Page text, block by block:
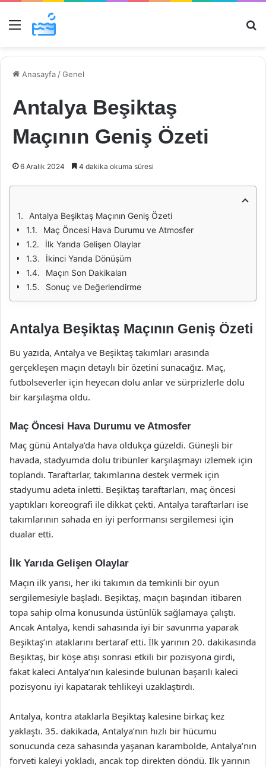
Menü
Anasayfa /Genel
Antalya Beşiktaş
Maçının Geniş Özeti
6 Aralık 2024 4 dakika okuma süresi
Antalya Beşiktaş Maçının Geniş Özeti
Maç Öncesi Hava Durumu ve Atmosfer
İlk Yarıda Gelişen Olaylar
İkinci Yarıda Dönüşüm
Maçın Son Dakikaları
Sonuç ve Değerlendirme
Antalya Beşiktaş Maçının Geniş Özeti
Bu yazıda, Antalya ve Beşiktaş takımları arasında
gerçekleşen maçın detaylı bir özetini sunacağız. Maç,
futbolseverler için heyecan dolu anlar ve sürprizlerle dolu
bir karşılaşma oldu.
Maç Öncesi Hava Durumu ve Atmosfer
Maç günü Antalya’da hava oldukça güzeldi. Güneşli bir
havada, stadyumda dolu tribünler karşılaşmayı izlemek için
toplandı. Taraftarlar, takımlarına destek vermek için
stadyumu adeta inletti. Beşiktaş taraftarları, maç öncesi
yaptıkları koreografi ile dikkat çekti. Antalya taraftarları ise
takımlarının sahada en iyi performansı sergilemesi için
dualar etti.
İlk Yarıda Gelişen Olaylar
Maçın ilk yarısı, her iki takımın da temkinli bir oyun
sergilemesiyle başladı. Beşiktaş, maçın başından itibaren
topa sahip olma konusunda üstünlük sağlamaya çalıştı.
Ancak Antalya, kendi sahasında iyi bir savunma yaparak
Beşiktaş’ın ataklarını bertaraf etti. İlk yarının 20. dakikasında
Beşiktaş, bir köşe atışı sonrası etkili bir pozisyona girdi,
fakat kaleci Antalya’nın kalesinde bulunan başarılı kaleci
pozisyonu iyi kapatarak tehlikeyi uzaklaştırdı.
Antalya, kontra ataklarla Beşiktaş kalesine birkaç kez
yaklaştı. 35. dakikada, Antalya’nın hızlı bir hücumu
sonucunda ceza sahasında yaşanan karambolde, Antalya’nın
forveti kaleyi yokladı, ancak top direkten döndü. İlk yarının